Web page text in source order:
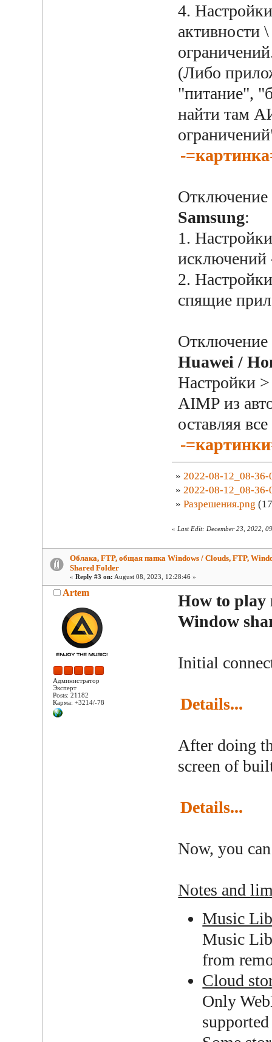
4.
активности
(Либо
"питание",
найти там
-
Samsung:
1.
исключений
2.
спящие
Huawei /
Настройки >
AIMP из
оставляя
-
» 2022-08-12_08-36-
» 2022-08-12_08-36-
» Разрешения.png
« Last Edit: December 23, 2022,
Облака, FTP, общая папка Windows / Clouds, FTP,
Shared Folder
« Reply #3 on: August 08, 2023, 12:28:46 »
Artem
Администратор
Эксперт
Posts: 21182
Карма: +3214/-78
How to play
Window
Initial
Details...
After doing
screen of
Details...
Now, you
Notes and
Music
Music
from
Cloud
Only
supported